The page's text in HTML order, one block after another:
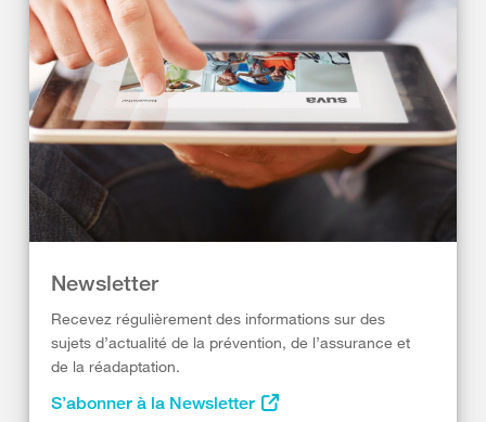
Newsletter
Recevez régulièrement des informations sur des
sujets d’actualité de la prévention, de l’assurance et
de la réadaptation.
S’abonner à la Newsletter